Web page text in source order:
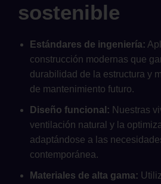
sostenible
Estándares de ingeniería:
construcción modernas que
durabilidad de la estructura y
de mantenimiento futuro.
Diseño funcional: Nuestras
ventilación natural y la
adaptándose a las
contemporánea.
Materiales de alta gama: